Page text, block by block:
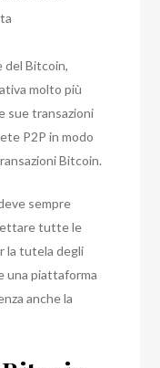
del Bitcoin,
molto più
sue transazioni
P2P in modo
Bitcoin.
sempre
tutte le
la tutela degli
una piattaforma
anche la